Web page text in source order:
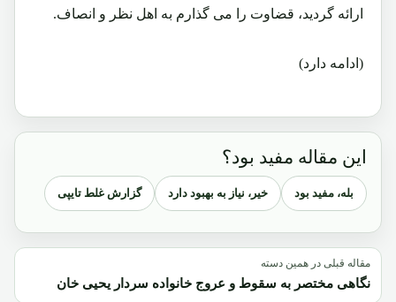
ارائه گردید، قضاوت را می گذارم به اهل نظر و انصاف.
(ادامه دارد)
این مقاله مفید بود؟
بله، مفید بود خیر، نیاز به بهبود دارد گزارش غلط تایپی
مقاله قبلی در همین دسته
نگاهی مختصر به سقوط و عروج خانواده سردار یحیی خان